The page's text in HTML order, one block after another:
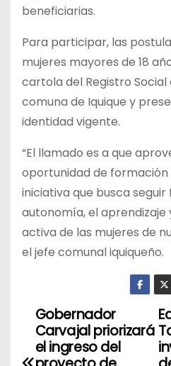
beneficiarias.
Para participar, las
mujeres mayores de 18
cartola del Registro Social
comuna de Iquique y
identidad vigente.
“El llamado es a que
oportunidad de formación
iniciativa que busca
autonomía, el
activa de las mujeres de
el jefe comunal iquiqueño.
N
a
Gobernador
Carvajal priorizará
el ingreso del